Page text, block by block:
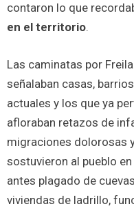
contaron lo que
en el territorio.
Las caminatas por
señalaban casas,
actuales y los que ya
afloraban retazos de
migraciones dolorosas
sostuvieron al pueblo
antes plagado de
viviendas de ladrillo,